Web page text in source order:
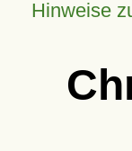
Hinweise